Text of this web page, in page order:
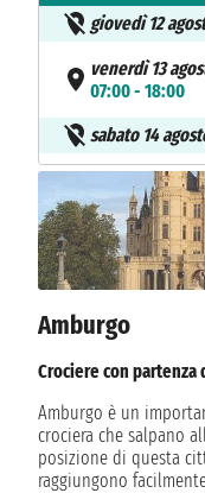
giovedì 12
venerdì 13
07:00 - 18:00
sabato 14
domenica 15
09:00 - 16:00
lunedì 16
09:00 - 19:00
martedì 17
mercoledì 18
08:00 - 18:00
giovedì 19
Amburgo
Crociere con partenza
Amburgo è un
crociera che salpano
posizione di questa
raggiungono